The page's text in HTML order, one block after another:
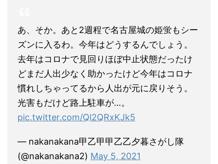
あ、そか。あと2週程で名古屋城の姫蛍もシー
ズンに入るわ。今年はどうするんでしょう。
去年はコロナで見回りほぼ中止状態だったけ
どまだ人出少なく助かったけど今年はコロナ
慣れしちゃってるから人出が元に戻りそう。
光害もだけど路上駐車が…。
pic.twitter.com/Ql2QRxKJk5
— nakanakana甲乙甲甲乙乙夕暮さがし隊
(@nakanakana2) May 5, 2021